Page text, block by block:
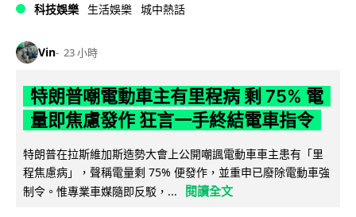
科技娛樂 生活娛樂 城中熱話
Vin 23 小時
特朗普嘲電動車主有里程病 剩 75% 電
量即焦慮發作 狂言一手終結電車指令
特朗普在拉斯維加斯造勢大會上公開嘲諷電動車車主患有「里
程焦慮病」，聲稱電量剩 75% 便發作，並重申已廢除電動車強
制令。惟專業車媒隨即反駁，...
閱讀全文